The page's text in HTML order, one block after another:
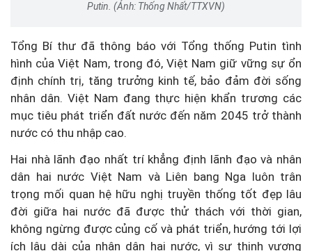
Putin. (Ảnh: Thống Nhất/TTXVN)
Tổng Bí thư đã thông báo với Tổng thống Putin tình
hình của Việt Nam, trong đó, Việt Nam giữ vững sự ổn
định chính trị, tăng trưởng kinh tế, bảo đảm đời sống
nhân dân. Việt Nam đang thực hiện khẩn trương các
mục tiêu phát triển đất nước đến năm 2045 trở thành
nước có thu nhập cao.
Hai nhà lãnh đạo nhất trí khẳng định lãnh đạo và nhân
dân hai nước Việt Nam và Liên bang Nga luôn trân
trọng mối quan hệ hữu nghị truyền thống tốt đẹp lâu
đời giữa hai nước đã được thử thách với thời gian,
không ngừng được củng cố và phát triển, hướng tới lợi
ích lâu dài của nhân dân hai nước, vì sự thịnh vượng